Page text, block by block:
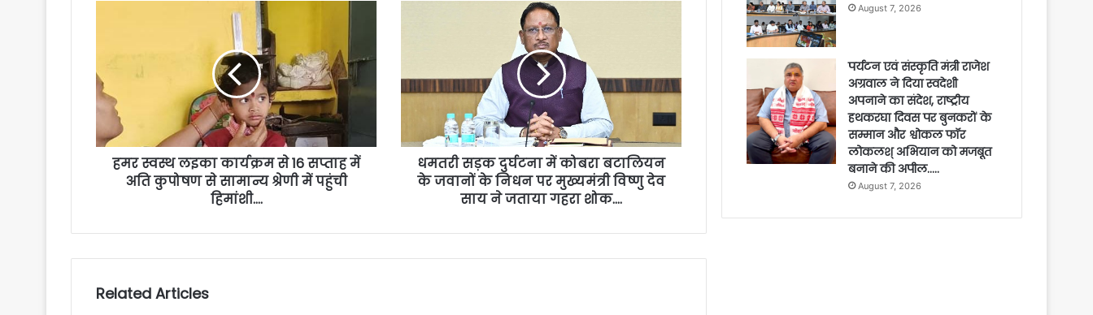
हमर स्वस्थ लइका कार्यक्रम से 16 सप्ताह में
अति कुपोषण से सामान्य श्रेणी में पहुंची
हिमांशी….
धमतरी सड़क दुर्घटना में कोबरा बटालियन
के जवानों के निधन पर मुख्यमंत्री विष्णु देव
साय ने जताया गहरा शोक….
Related Articles
August 7, 2026
पर्यटन एवं संस्कृति मंत्री राजेश
अग्रवाल ने दिया स्वदेशी
अपनाने का संदेश, राष्ट्रीय
हथकरघा दिवस पर बुनकरों के
सम्मान और श्वोकल फॉर
लोकलश् अभियान को मजबूत
बनाने की अपील…..
August 7, 2026